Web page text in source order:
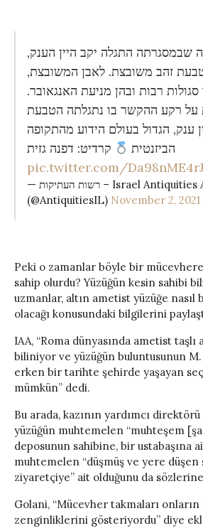
שבמסגרתה התגלה יקב היין הענק,
זהב משובצת. לאבן המשובצת,
רבות ובהן מניעת האנגאובר.
על רקע ההקשר בו נתגלתה הטבעת
ענק, הגדול בעולם הידוע מהתקופה
הביזנטית
קרדיט: דפנה גזית
pic.twitter.com/Da98nME4rJ
— רשות העתיקות – Israel Antiquities Authority
(@AntiquitiesIL) November 2, 2021
Peki o zamanlar böyle bir
sahip olurdu? Yüzüğün kesin sahibi
uzmanlar, altın ametist yüzüğe nasıl
olacağı konusundaki bilgilerini
IAA, “Roma dünyasında ametist taşlı
biliniyor ve yüzüğün buluntusunun M.
erken bir tarihte şehirde yaşayan
mümkün” dedi.
Bu arada, kazının yardımcı
yüzüğün muhtemelen “muhteşem
deposunun sahibine, bir ustabaşına
muhtemelen “düşmüş ve yere düşen
ziyaretçiye” ait olduğunu da
Golani, “Mücevher takmaları
zenginliklerini gösteriyordu” diye